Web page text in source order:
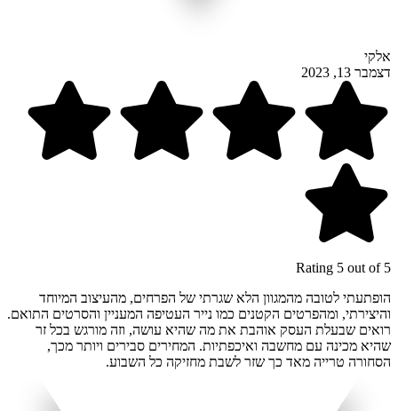
אלקי
דצמבר 13, 2023
Rating 5 out of 5
הופתעתי לטובה מהמגוון הלא שגרתי של הפרחים, מהעיצוב המיוחד
והיצירתי, ומהפרטים הקטנים כמו נייר העטיפה המעניין והסרטים התואם.
רואים שבעלת העסק אוהבת את מה שהיא עושה, וזה מורגש בכל זר
שהיא מכינה עם מחשבה ואיכפתיות. המחירים סבירים ויותר מכך,
הסחורה טרייה מאד כך שזר לשבת מחזיקה כל השבוע.